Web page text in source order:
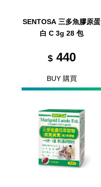
SENTOSA 三多魚膠原蛋
白 C 3g 28 包
$440
BUY 購買